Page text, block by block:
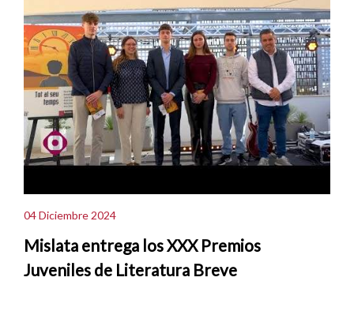
04 Diciembre 2024
Mislata entrega los XXX Premios
Juveniles de Literatura Breve